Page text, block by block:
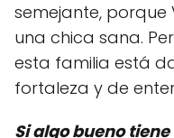
semejante,
una chica sana.
esta familia está
fortaleza y de
Si algo bueno